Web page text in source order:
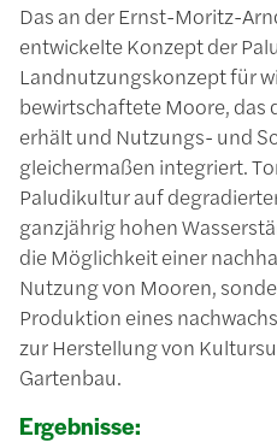
Das an der Ernst-Moritz-
entwickelte Konzept der
Landnutzungskonzept für
bewirtschaftete Moore,
erhält und Nutzungs- und
gleichermaßen integriert.
Paludikultur auf
ganzjährig hohen
die Möglichkeit einer
Nutzung von Mooren,
Produktion eines
zur Herstellung von
Gartenbau.
Ergebnisse: